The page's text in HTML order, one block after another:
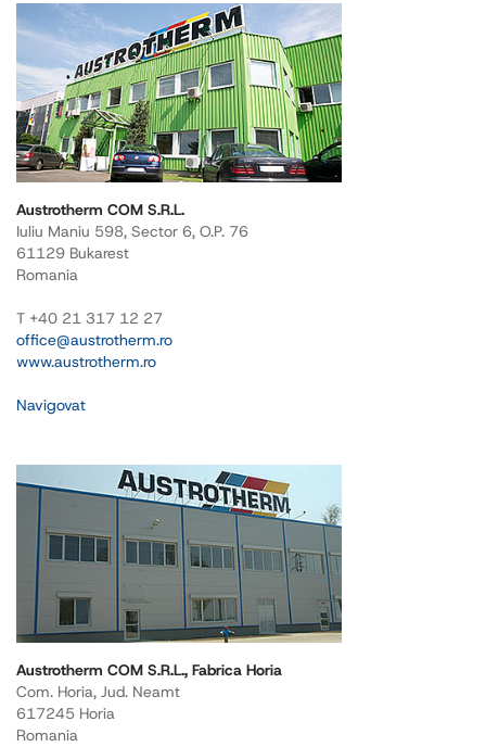
Austrotherm COM S.R.L.
Iuliu Maniu 598, Sector 6, O.P. 76
61129 Bukarest
Romania
T +40 21 317 12 27
office@austrotherm.ro
www.austrotherm.ro
Navigovat
Austrotherm COM S.R.L., Fabrica Horia
Com. Horia, Jud. Neamt
617245 Horia
Romania